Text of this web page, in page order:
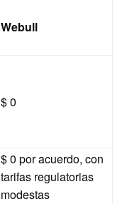
Webull
$ 0
$ 0 por acuerdo, con
tarifas regulatorias
modestas